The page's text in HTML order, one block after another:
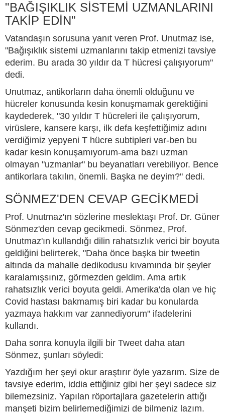
"BAĞIŞIKLIK SİSTEMİ UZMANLARINI
TAKİP EDİN"
Vatandaşın sorusuna yanıt veren Prof. Unutmaz ise,
"Bağışıklık sistemi uzmanlarını takip etmenizi tavsiye
ederim. Bu arada 30 yıldır da T hücresi çalışıyorum"
dedi.
Unutmaz, antikorların daha önemli olduğunu ve
hücreler konusunda kesin konuşmamak gerektiğini
kaydederek, "30 yıldır T hücreleri ile çalışıyorum,
virüslere, kansere karşı, ilk defa keşfettiğimiz adını
verdiğimiz yepyeni T hücre subtipleri var-ben bu
kadar kesin konuşamıyorum-ama bazı uzman
olmayan "uzmanlar" bu beyanatları verebiliyor. Bence
antikorlara takılın, önemli. Başka ne deyim?" dedi.
SÖNMEZ'DEN CEVAP GECİKMEDİ
Prof. Unutmaz'ın sözlerine meslektaşı Prof. Dr. Güner
Sönmez'den cevap gecikmedi. Sönmez, Prof.
Unutmaz'ın kullandığı dilin rahatsızlık verici bir boyuta
geldiğini belirterek, "Daha önce başka bir tweetin
altında da mahalle dedikodusu kıvamında bir şeyler
karalamışsınız, görmezden geldim. Ama artık
rahatsızlık verici boyuta geldi. Amerika'da olan ve hiç
Covid hastası bakmamış biri kadar bu konularda
yazmaya hakkım var zannediyorum" ifadelerini
kullandı.
Daha sonra konuyla ilgili bir Tweet daha atan
Sönmez, şunları söyledi:
Yazdığım her şeyi okur araştırır öyle yazarım. Size de
tavsiye ederim, iddia ettiğiniz gibi her şeyi sadece siz
bilemezsiniz. Yapılan röportajlara gazetelerin attığı
manşeti bizim belirlemediğimizi de bilmeniz lazım.